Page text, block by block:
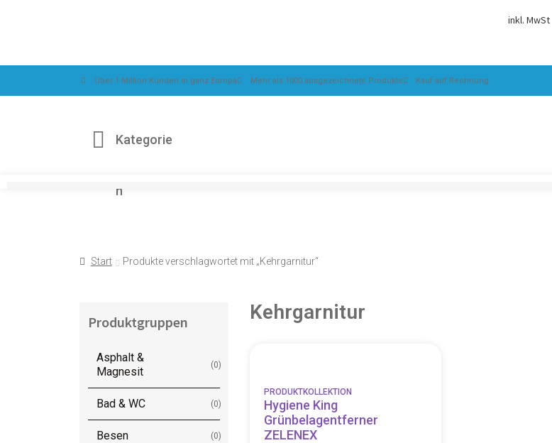
inkl. MwSt
Über 1 Million Kunden in ganz Europa Mehr als 1000 ausgezeichnete Produkte Kauf auf Rechnung
Kategorie
n
Besen, Bürsten, Tücher &
Start Produkte verschlagwortet mit „Kehrgarnitur“
Produktgruppen
Asphalt &
Magnesit
(0)
Bad & WC (0)
Besen (0)
Kehrgarnitur
PRODUKTKOLLEKTION
Hygiene King
Grünbelagentferner
ZELENEX